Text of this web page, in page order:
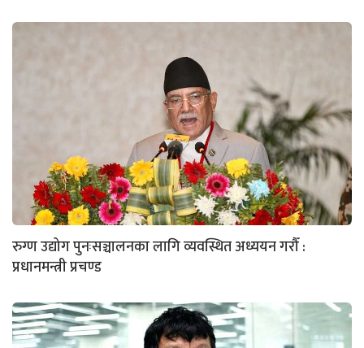
रुग्ण उद्योग पुनःसञ्चालनका लागि व्यवस्थित अध्ययन गरौँ :
प्रधानमन्त्री प्रचण्ड